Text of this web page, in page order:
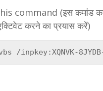
command (इस कमांड का
करने का प्रयास करें)
/inpkey:XQNVK-8JYDB-